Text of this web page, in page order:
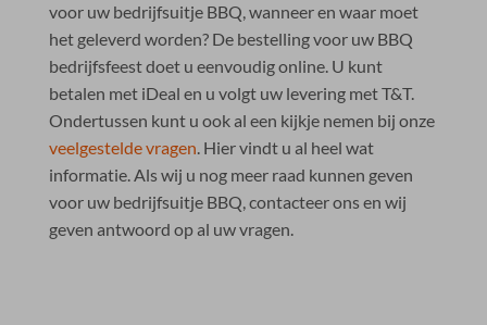
voor uw bedrijfsuitje BBQ, wanneer en waar moet
het geleverd worden? De bestelling voor uw BBQ
bedrijfsfeest doet u eenvoudig online. U kunt
betalen met iDeal en u volgt uw levering met T&T.
Ondertussen kunt u ook al een kijkje nemen bij onze
veelgestelde vragen. Hier vindt u al heel wat
informatie. Als wij u nog meer raad kunnen geven
voor uw bedrijfsuitje BBQ, contacteer ons en wij
geven antwoord op al uw vragen.